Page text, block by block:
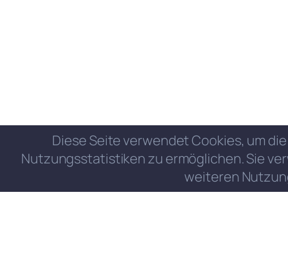
Diese Seite verwendet Cookies, um
Nutzungsstatistiken zu ermöglichen. Sie
weiteren